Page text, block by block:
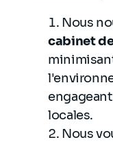
Nous
cabinet
locales.
Nous